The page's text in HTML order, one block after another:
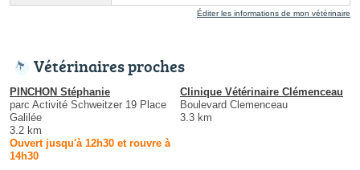
Éditer les informations de mon vétérinaire
Vétérinaires proches
PINCHON Stéphanie
parc Activité Schweitzer 19 Place
Galilée
3.2 km
Ouvert jusqu'à 12h30 et rouvre à
14h30
Clinique Vétérinaire Clémenceau
Boulevard Clemenceau
3.3 km